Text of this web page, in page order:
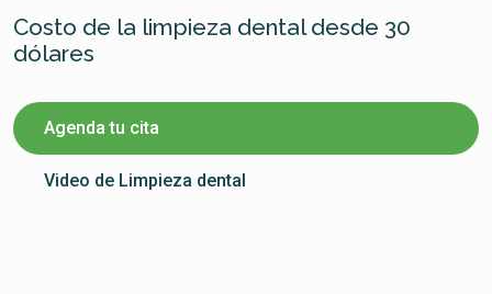
Costo de la limpieza dental desde 30
dólares
Agenda tu cita
Video de Limpieza dental